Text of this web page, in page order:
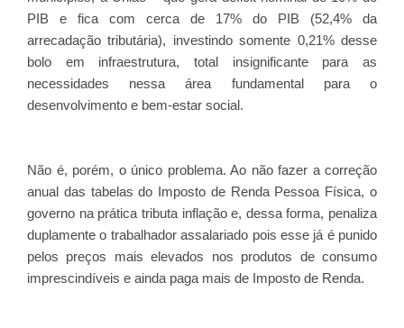
PIB e fica com cerca de 17% do PIB (52,4% da
arrecadação tributária), investindo somente 0,21% desse
bolo em infraestrutura, total insignificante para as
necessidades nessa área fundamental para o
desenvolvimento e bem-estar social.
Não é, porém, o único problema. Ao não fazer a correção
anual das tabelas do Imposto de Renda Pessoa Física, o
governo na prática tributa inflação e, dessa forma, penaliza
duplamente o trabalhador assalariado pois esse já é punido
pelos preços mais elevados nos produtos de consumo
imprescindíveis e ainda paga mais de Imposto de Renda.